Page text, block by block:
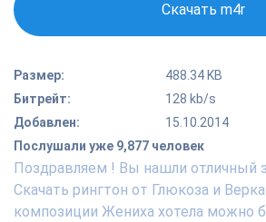
Скачать m4r
Размер:
488.34 KB
Битрейт:
128 kb/s
Добавлен:
15.10.2014
Послушали уже 9,877 человек
Поздравляем ! Вы нашли отличный
Скачать рингтон от Глюкоза и
композиции Жениха хотела можно